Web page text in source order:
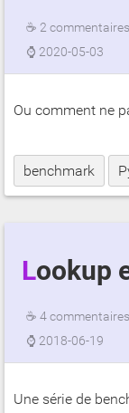
☕ 2 commentaires
⌚ 2020-05-03
Ou comment ne
benchmark
☕ 4 commentaires
⌚ 2018-06-19
Une série de